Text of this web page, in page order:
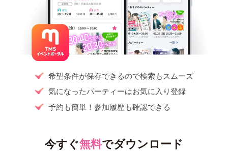
希望条件が保存できるので検索もスムーズ
気になったパーティーはお気に入り登録
予約も簡単！参加履歴も確認できる
今すぐ無料でダウンロード